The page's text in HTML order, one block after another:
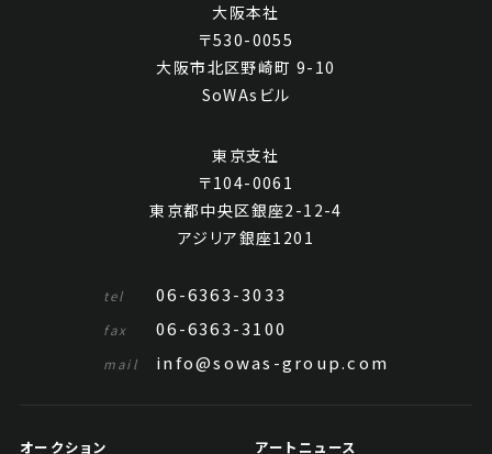
温讀耕 芭蕉仕女、俠義故事兩幅
2023/08/30
JPY 10,000 - 30,000
公開終了
大阪本社
〒530-0055
大阪市北区野崎町 9-10
SoWAsビル
東京支社
〒104-0061
東京都中央区銀座2-12-4
アジリア銀座1201
tel 06-6363-3033
fax 06-6363-3100
mail info@sowas-group.com
オークション アートニュース